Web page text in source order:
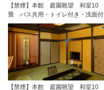
【禁煙】本館 庭園眺望 和室10
畳 バス共用・トイレ付き・洗面付
【禁煙】本館 庭園眺望 和室10